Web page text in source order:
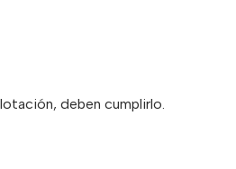
deben cumplirlo.